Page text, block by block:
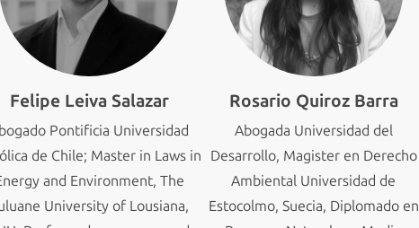
Felipe Leiva Salazar
Pontificia Universidad
de Chile; Master in Laws in
and Environment, The
University of Lousiana,
Rosario Quiroz Barra
Abogada Universidad del
Desarrollo, Magister en Derecho
Ambiental Universidad de
Estocolmo, Suecia, Diplomado en